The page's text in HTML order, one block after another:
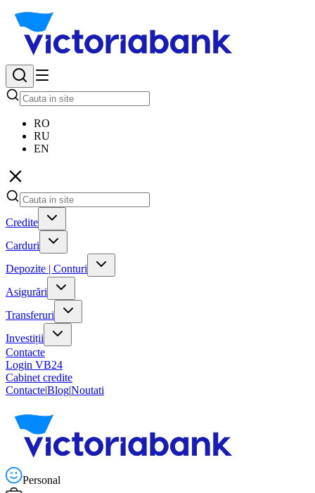
RO
RU
EN
Credite
Carduri
Depozite | Conturi
Asigurări
Transferuri
Investiții
Contacte
Login VB24
Cabinet credite
Contacte|Blog|Noutati
Personal